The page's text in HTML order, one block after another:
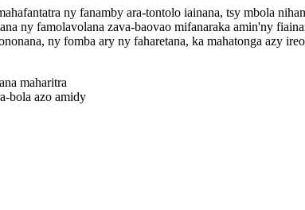
ny fanamby ara-tontolo iainana, tsy mbola
ny famolavolana zava-baovao mifanaraka amin'ny
ny fomba ary ny faharetana, ka mahatonga azy
maharitra
bola azo amidy